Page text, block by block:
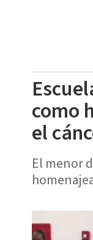
como
el
El menor